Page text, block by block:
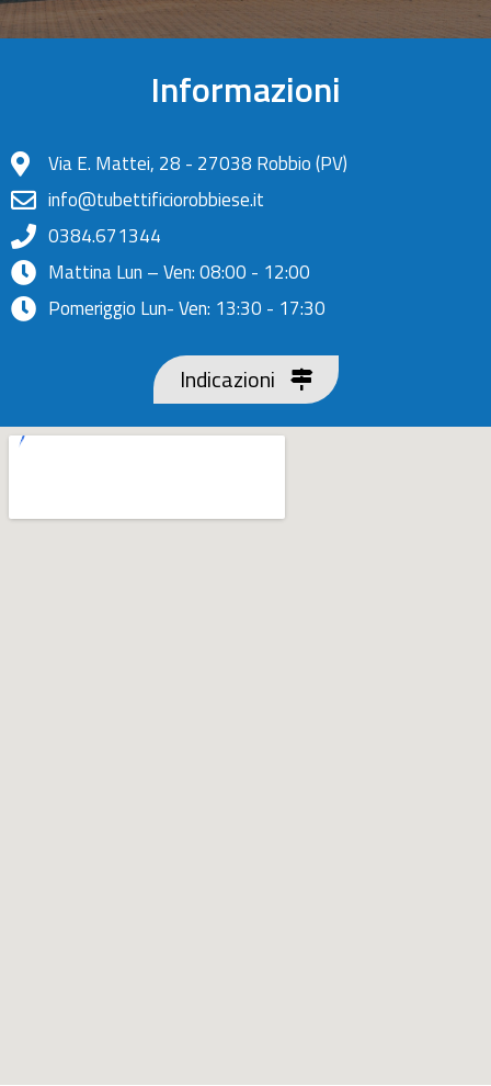
Informazioni
Via E. Mattei, 28 - 27038 Robbio (PV)
info@tubettificiorobbiese.it
0384.671344
Mattina Lun – Ven: 08:00 - 12:00
Pomeriggio Lun- Ven: 13:30 - 17:30
Indicazioni